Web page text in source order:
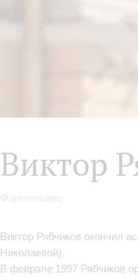
Виктор
Фортепиано
Виктор Рябчиков окончил
Николаевой).
В феврале 1997 Рябчиков